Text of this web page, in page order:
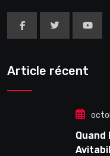
Article récent
Quand